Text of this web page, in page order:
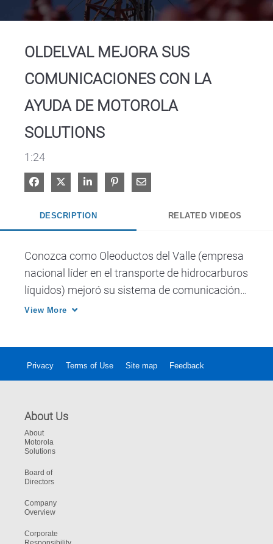
OLDELVAL MEJORA SUS
COMUNICACIONES CON LA
AYUDA DE MOTOROLA
SOLUTIONS
1:24
Share on Facebook
Share on XShare on LinkedIn
Pin on Pinterest
Share via Email
DESCRIPTION RELATED VIDEOS
Conozca como Oleoductos del Valle (empresa
nacional líder en el transporte de hidrocarburos
líquidos) mejoró su sistema de comunicación
digital. Gracias a esto, la traza de ductos tiene
View More
Privacy Terms of Use Site map Feedback
About Us
About
Motorola
Solutions
Board of
Directors
Company
Overview
Corporate